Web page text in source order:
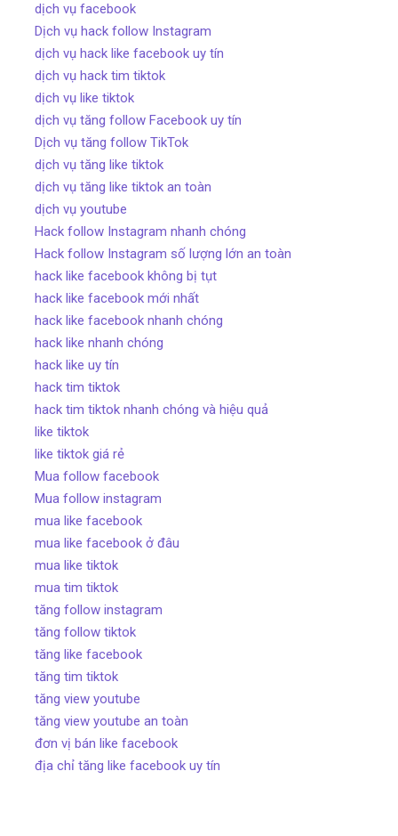
dịch vụ facebook
Dịch vụ hack follow Instagram
dịch vụ hack like facebook uy tín
dịch vụ hack tim tiktok
dịch vụ like tiktok
dịch vụ tăng follow Facebook uy tín
Dịch vụ tăng follow TikTok
dịch vụ tăng like tiktok
dịch vụ tăng like tiktok an toàn
dịch vụ youtube
Hack follow Instagram nhanh chóng
Hack follow Instagram số lượng lớn an toàn
hack like facebook không bị tụt
hack like facebook mới nhất
hack like facebook nhanh chóng
hack like nhanh chóng
hack like uy tín
hack tim tiktok
hack tim tiktok nhanh chóng và hiệu quả
like tiktok
like tiktok giá rẻ
Mua follow facebook
Mua follow instagram
mua like facebook
mua like facebook ở đâu
mua like tiktok
mua tim tiktok
tăng follow instagram
tăng follow tiktok
tăng like facebook
tăng tim tiktok
tăng view youtube
tăng view youtube an toàn
đơn vị bán like facebook
địa chỉ tăng like facebook uy tín